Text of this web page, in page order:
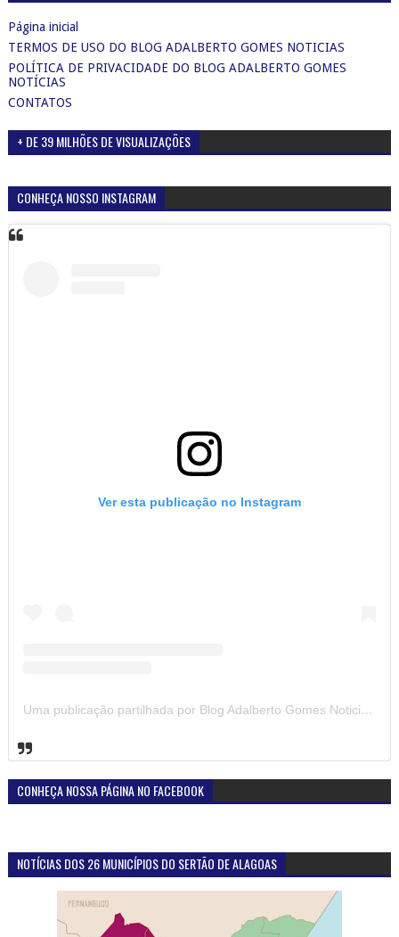
Página inicial
TERMOS DE USO DO BLOG ADALBERTO GOMES NOTICIAS
POLÍTICA DE PRIVACIDADE DO BLOG ADALBERTO GOMES
NOTÍCIAS
CONTATOS
+ DE 39 MILHÕES DE VISUALIZAÇÕES
CONHEÇA NOSSO INSTAGRAM
Ver esta publicação no Instagram
Uma publicação partilhada por Blog Adalberto Gomes Noticias (@blogadalbertogomesnoticiass)
CONHEÇA NOSSA PÁGINA NO FACEBOOK
NOTÍCIAS DOS 26 MUNICÍPIOS DO SERTÃO DE ALAGOAS